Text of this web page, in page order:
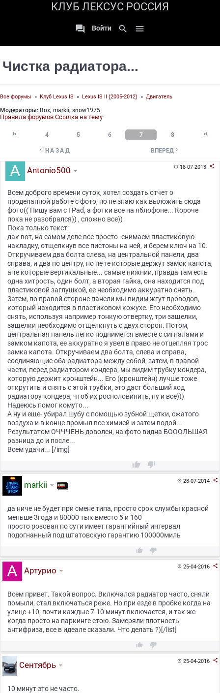
КЛУБ ЛЕКСУС РОССИЯ
 Войти search 
Чистка радиатора...
Все форумы » Клуб Lexus IS » Lexus IS II (2005-2012) » Двигатель
Модераторы: Box, markii, snow1975
Правила форумов Ссылка на тему
 4 5 6 7 8 
 НАЗАД ВПЕРЕД 
 18-07-2013 
Antonio500
Всем доброго времени суток, хотел создать отчет о
проделанной работе с фото, но не знаю как выложить сюда
фото(( Пишу вам с I Pad, а фотки все на яблофоне... Короче
пока не разобрался)) , сложно все))
Пока только текст:
дак вот, на самом деле все просто- снимаем пластиковую
накладку, отщелкнув все пистоны на ней, и берем ключ на 10.
Откручиваем два болта слева, на центральной панели, два
справа, и два по центру, но не те которые держут замок капота,
а те которые вертикальные... самые нижнии, правда там есть
одна хитрость, один болт, а вторая гайка, она находится под
пластиковой заглушкой, ее необходимо аккуратно снять.
Затем, по правой стороне панели мы видим жгут проводов,
который находится в пластиковом кожухе. Его необходимо
снять, используя например тонкую отвертку, три защелки,
защелки необходимо отщелкнуть с двух сторон. Потом,
центральная панель легко поднимется вместе с сигналами и
замком капота, ее аккуратно я увел в право не отцепляя трос
замка капота. Откручиваем два болта, слева и справа,
соединяющие оба радиатора между собой, затем, в правой
части, перед радиатором кондера, мы видим трубку кондера,
которую держит кронштейн... Его (кронштейн) лучше тоже
открутить и снять с этой трубки, это даст больший ход
радиатору кондера, чтоб их росполовинить, ну и все)))
Надеюсь помог комуто...
А ну и еще- убирал шубу с помощью зубной щетки, сжатого
воздуха и в конце промыл все химией и затем водой...
Результатом ОЧЧЧЕНЬ доволен, на фото видна БОООЛЬШАЯ
разница до и после...
Всем удачи... [/img]
 
28-07-2014 
markii
да ниче не будет при смене типа, просто срок службы красной
меньше 3года и 80000 тык вместо 5 и 160
просто розовая по сути имеет гарантийный интервал
подогнанный под штатовскую гарантию 100000миль
 
25-04-2016 
Артурио
Всем привет. Такой вопрос. Включался радиатор часто, сняли
помыли, стал включаться реже. Но при езде в пробке когда на
улице +10, почти каждые 7-10 минут включается, и так же
когда просто на паркинге стою. Замеряли плотность
антифриза, все в идеале сказали. Что делать ?)[/list]
 
25-04-2016 
Сентябрь
10 минут это не часто.